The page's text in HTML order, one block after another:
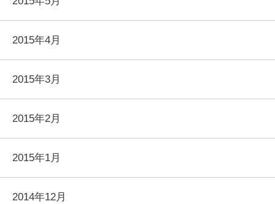
2015年4月
2015年3月
2015年2月
2015年1月
2014年12月